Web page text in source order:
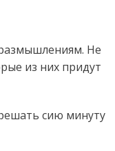
Не
из них придут
сию минуту